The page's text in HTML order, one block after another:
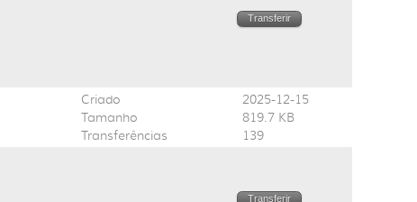
Transferir
Criado
Tamanho
Transferências
2025-12-15
819.7 KB
139
Transferir